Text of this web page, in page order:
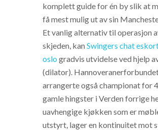
komplett guide for én by slik at
få mest mulig ut av sin
Et vanlig alternativ til operasjon
skjeden, kan Swingers chat
oslo gradvis utvidelse ved hjelp
(dilator).
arrangerte også championat for
gamle hingster i Verden forrige
uavhengige kjøkken som er
utstyrt, lager en kontinuitet mot